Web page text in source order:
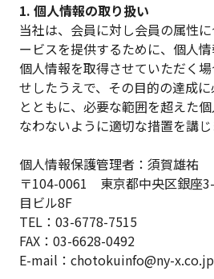
1. 個人情報の取り扱い
当社は、会員に対し会員の属性
ービスを提供するために、個人情
個人情報を取得させていただく
せしたうえで、その目的の達成
とともに、必要な範囲を超えた
なわないように適切な措置を講じ
個人情報保護管理者：須賀雄祐
〒104-0061 東京都中央区銀座
目ビル8F
TEL：03-6778-7515
FAX：03-6628-0492
E-mail：chotokuinfo@ny-x.co.jp